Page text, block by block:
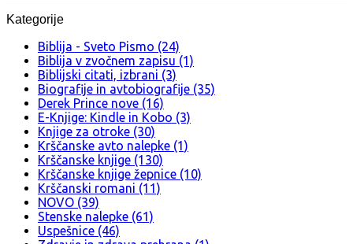
Kategorije
Biblija - Sveto Pismo (24)
Biblija v zvočnem zapisu (1)
Biblijski citati, izbrani (3)
Biografije in avtobiografije (35)
Derek Prince nove (16)
E-Knjige: Kindle in Kobo (3)
Knjige za otroke (30)
Krščanske avto nalepke (1)
Krščanske knjige (130)
Krščanske knjige žepnice (10)
Krščanski romani (11)
NOVO (39)
Stenske nalepke (61)
Uspešnice (46)